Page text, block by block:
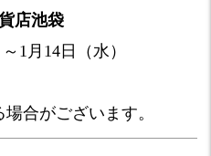
店池袋
1月14日（水）
合がございます。